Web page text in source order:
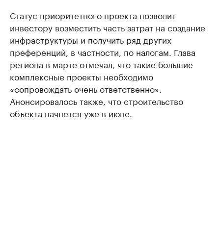
Статус приоритетного проекта позволит
инвестору возместить часть затрат на создание
инфраструктуры и получить ряд других
преференций, в частности, по налогам. Глава
региона в марте отмечал, что такие большие
комплексные проекты необходимо
«сопровождать очень ответственно».
Анонсировалось также, что строительство
объекта начнется уже в июне.